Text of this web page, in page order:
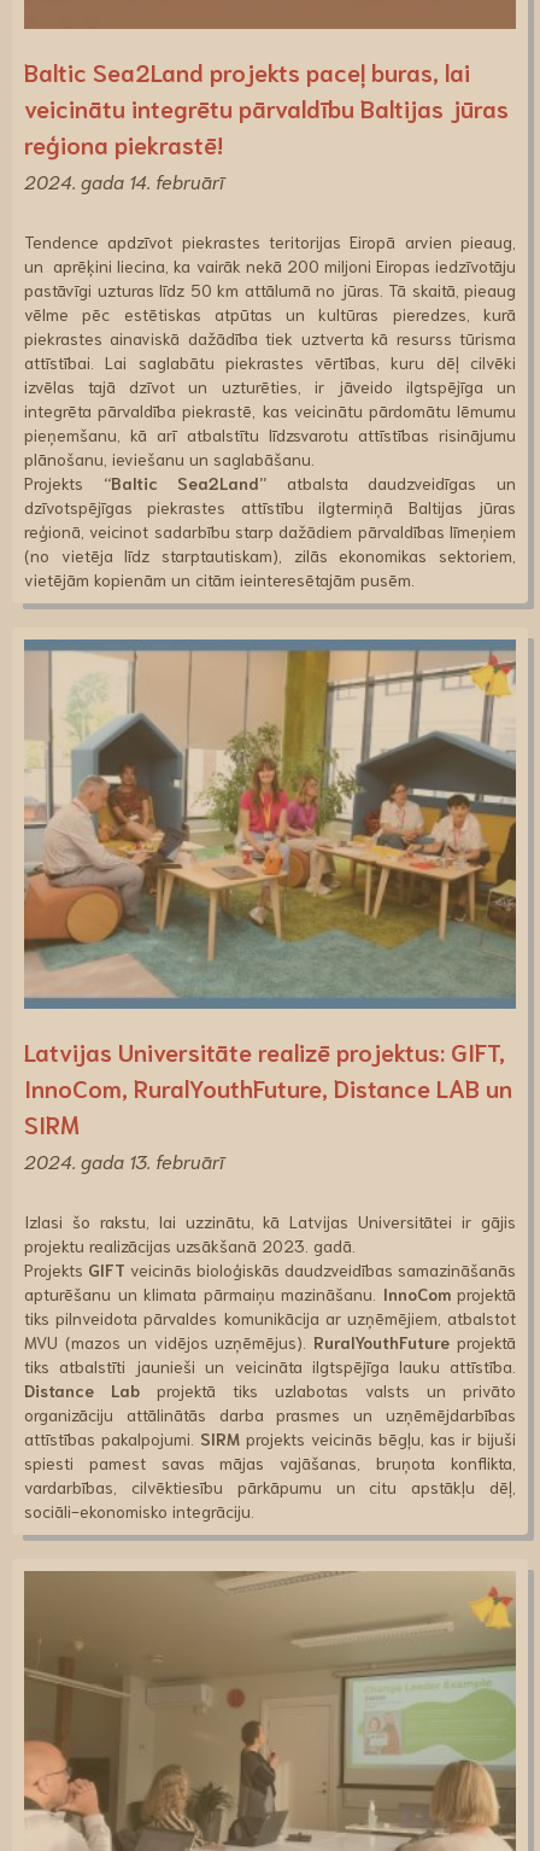
Baltic Sea2Land projekts paceļ buras, lai
veicinātu integrētu pārvaldību Baltijas jūras
reģiona piekrastē!
2024. gada 14. februārī
Tendence apdzīvot piekrastes teritorijas Eiropā arvien pieaug,
un aprēķini liecina, ka vairāk nekā 200 miljoni Eiropas iedzīvotāju
pastāvīgi uzturas līdz 50 km attālumā no jūras. Tā skaitā, pieaug
vēlme pēc estētiskas atpūtas un kultūras pieredzes, kurā
piekrastes ainaviskā dažādība tiek uztverta kā resurss tūrisma
attīstībai. Lai saglabātu piekrastes vērtības, kuru dēļ cilvēki
izvēlas tajā dzīvot un uzturēties, ir jāveido ilgtspējīga un
integrēta pārvaldība piekrastē, kas veicinātu pārdomātu lēmumu
pieņemšanu, kā arī atbalstītu līdzsvarotu attīstības risinājumu
plānošanu, ieviešanu un saglabāšanu.
Projekts “Baltic Sea2Land” atbalsta daudzveidīgas un
dzīvotspējīgas piekrastes attīstību ilgtermiņā Baltijas jūras
reģionā, veicinot sadarbību starp dažādiem pārvaldības līmeņiem
(no vietēja līdz starptautiskam), zilās ekonomikas sektoriem,
vietējām kopienām un citām ieinteresētajām pusēm.
Latvijas Universitāte realizē projektus: GIFT,
InnoCom, RuralYouthFuture, Distance LAB un
SIRM
2024. gada 13. februārī
Izlasi šo rakstu, lai uzzinātu, kā Latvijas Universitātei ir gājis
projektu realizācijas uzsākšanā 2023. gadā.
Projekts GIFT veicinās bioloģiskās daudzveidības samazināšanās
apturēšanu un klimata pārmaiņu mazināšanu. InnoComprojektā
tiks pilnveidota pārvaldes komunikācija ar uzņēmējiem, atbalstot
MVU (mazos un vidējos uzņēmējus).RuralYouthFutureprojektā
tiks atbalstīti jaunieši un veicināta ilgtspējīga lauku attīstība.
Distance Lab projektā tiks uzlabotas valsts un privāto
organizāciju attālinātās darba prasmes un uzņēmējdarbības
attīstības pakalpojumi. SIRM projekts veicinās bēgļu, kas ir bijuši
spiesti pamest savas mājas vajāšanas, bruņota konflikta,
vardarbības, cilvēktiesību pārkāpumu un citu apstākļu dēļ,
sociāli-ekonomisko integrāciju.